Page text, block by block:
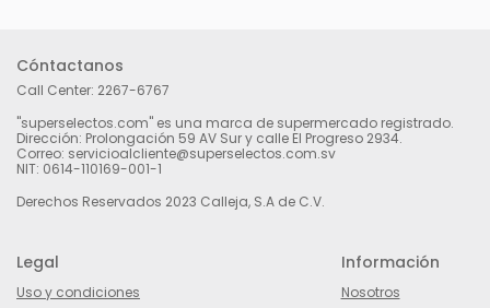
Cóntactanos
Call Center: 2267-6767
"superselectos.com" es una marca de supermercado registrado.
Dirección: Prolongación 59 AV Sur y calle El Progreso 2934.
Correo: servicioalcliente@superselectos.com.sv
NIT: 0614-110169-001-1
Derechos Reservados 2023 Calleja, S.A de C.V.
Legal
Uso y condiciones
Información
Nosotros